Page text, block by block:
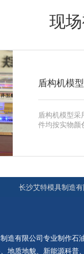
现
盾构机模型
盾构机模型
件均按实物颜
长沙艾特模具制造有
造有限公司专业制作石
地质地貌、新能源科普